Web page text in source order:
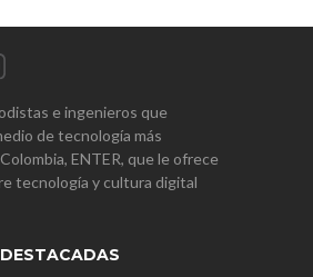
e ingenieros que
de tecnología más
ENTER, que le ofrece
tecnología y cultura digital